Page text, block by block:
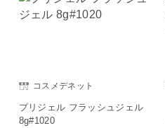
コスメデネット
プリジェル フラッシュジェル
8g#1020